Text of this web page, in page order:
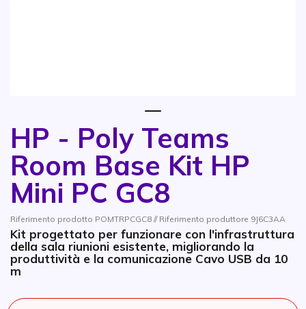
HP - Poly Teams
Room Base Kit HP
Mini PC GC8
Riferimento prodotto POMTRPCGC8 // Riferimento produttore 9J6C3AA
Kit progettato per funzionare con l'infrastruttura
della sala riunioni esistente, migliorando la
produttività e la comunicazione Cavo USB da 10
m
Vai all'inizio della galleria di immagini